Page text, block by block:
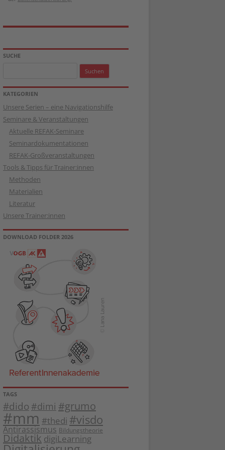
SUCHE
KATEGORIEN
Unsere Serien – eine Navigationshilfe
Seminare & Veranstaltungen
Aktuelle REFAK-Seminare
Seminardokumentationen
REFAK-Großveranstaltungen
Tools & Tipps für Trainer:innen
Methoden
Materialien
Literatur
Unsere Trainer:innen
DOWNLOAD FOLDER 2026
TAGS
#dido #dimi #grumo
#mm #thedi #visdo
Antirassismus Bildungstheorie
Didaktik digiLearning